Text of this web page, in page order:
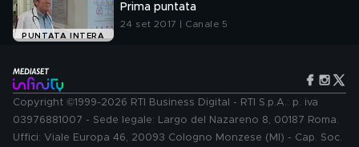
PUNTATA INTERA
Prima puntata
24 set 2017 | Canale 5
Copyright ©1999-2026 RTI Business Digital - RTI S.p.A.: p. iva
03976881007 - Sede legale: Largo del Nazareno 8, 00187 Roma.
Uffici: Viale Europa 46, 20093 Cologno Monzese (MI) - Cap. Soc.